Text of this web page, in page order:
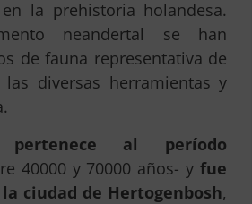
la prehistoria holandesa.
neandertal se han
de fauna representativa de
diversas herramientas y
al período
40000 y 70000 años- yfue
ciudad de Hertogenbosh,